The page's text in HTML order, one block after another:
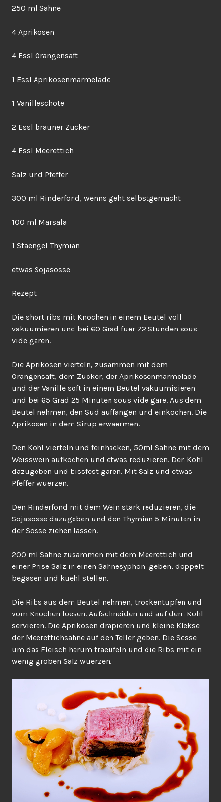
250 ml Sahne
4 Aprikosen
4 Essl Orangensaft
1 Essl Aprikosenmarmelade
1 Vanilleschote
2 Essl brauner Zucker
4 Essl Meerettich
Salz und Pfeffer
300 ml Rinderfond, wenns geht selbstgemacht
100 ml Marsala
1 Staengel Thymian
etwas Sojasosse
Rezept
Die short ribs mit Knochen in einem Beutel voll
vakuumieren und bei 60 Grad fuer 72 Stunden sous
vide garen.
Die Aprikosen vierteln, zusammen mit dem
Orangensaft, dem Zucker, der Aprikosenmarmelade
und der Vanille soft in einem Beutel vakuumisieren
und bei 65 Grad 25 Minuten sous vide gare. Aus dem
Beutel nehmen, den Sud auffangen und einkochen. Die
Aprikosen in dem Sirup erwaermen.
Den Kohl vierteln und feinhacken, 50ml Sahne mit dem
Weisswein aufkochen und etwas reduzieren. Den Kohl
dazugeben und bissfest garen. Mit Salz und etwas
Pfeffer wuerzen.
Den Rinderfond mit dem Wein stark reduzieren, die
Sojasosse dazugeben und den Thymian 5 Minuten in
der Sosse ziehen lassen.
200 ml Sahne zusammen mit dem Meerettich und
einer Prise Salz in einen Sahnesyphon geben, doppelt
begasen und kuehl stellen.
Die Ribs aus dem Beutel nehmen, trockentupfen und
vom Knochen loesen. Aufschneiden und auf dem Kohl
servieren. Die Aprikosen drapieren und kleine Klekse
der Meerettichsahne auf den Teller geben. Die Sosse
um das Fleisch herum traeufeln und die Ribs mit ein
wenig groben Salz wuerzen.